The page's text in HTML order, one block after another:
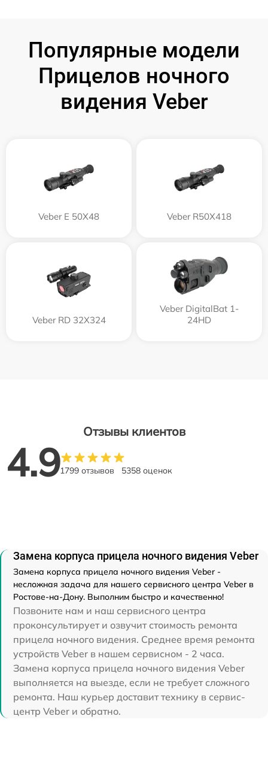
Популярные модели
Прицелов ночного
видения Veber
Veber E 50X48 Veber R50X418
Veber RD 32X324
Veber DigitalBat 1-
24HD
Отзывы клиентов
4.91799 отзывов 5358 оценок
Замена корпуса прицела ночного видения Veber
Замена корпуса прицела ночного видения Veber -
несложная задача для нашего сервисного центра Veber в
Ростове-на-Дону. Выполним быстро и качественно!
Позвоните нам и наш сервисного центра
проконсультирует и озвучит стоимость ремонта
прицела ночного видения. Среднее время ремонта
устройств Veber в нашем сервисном - 2 часа.
Замена корпуса прицела ночного видения Veber
выполняется на выезде, если не требует сложного
ремонта. Наш курьер доставит технику в сервис-
центр Veber и обратно.